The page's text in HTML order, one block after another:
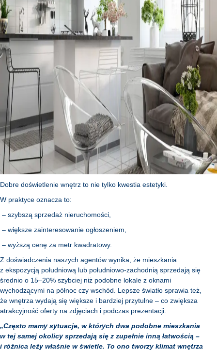
Dobre doświetlenie wnętrz to nie tylko kwestia estetyki.
W praktyce oznacza to:
– szybszą sprzedaż nieruchomości,
– większe zainteresowanie ogłoszeniem,
– wyższą cenę za metr kwadratowy.
Z doświadczenia naszych agentów wynika, że mieszkania
z ekspozycją południową lub południowo-zachodnią sprzedają się
średnio o 15–20% szybciej niż podobne lokale z oknami
wychodzącymi na północ czy wschód. Lepsze światło sprawia też,
że wnętrza wydają się większe i bardziej przytulne – co zwiększa
atrakcyjność oferty na zdjęciach i podczas prezentacji.
„Często mamy sytuacje, w których dwa podobne mieszkania
w tej samej okolicy sprzedają się z zupełnie inną łatwością –
i różnica leży właśnie w świetle. To ono tworzy klimat wnętrza